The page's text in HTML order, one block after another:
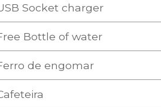
Socket charger
Bottle of water
de engomar